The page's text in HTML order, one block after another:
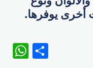
أخرى يوفرها.
WhatsApp